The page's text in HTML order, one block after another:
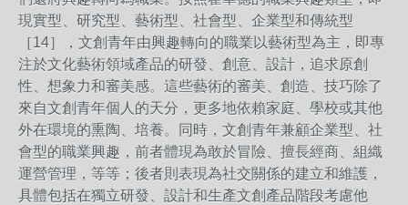
現實型、研究型、藝術型、社會型、企業型和傳統型
［14］，文創青年由興趣轉向的職業以藝術型為主，即專
注於文化藝術領域產品的研發、創意、設計，追求原創
性、想象力和審美感。這些藝術的審美、創造、技巧除了
來自文創青年個人的天分，更多地依賴家庭、學校或其他
外在環境的熏陶、培養。同時，文創青年兼顧企業型、社
會型的職業興趣，前者體現為敢於冒險、擅長經商、組織
運營管理，等等；後者則表現為社交關係的建立和維護，
具體包括在獨立研發、設計和生產文創產品階段考慮他